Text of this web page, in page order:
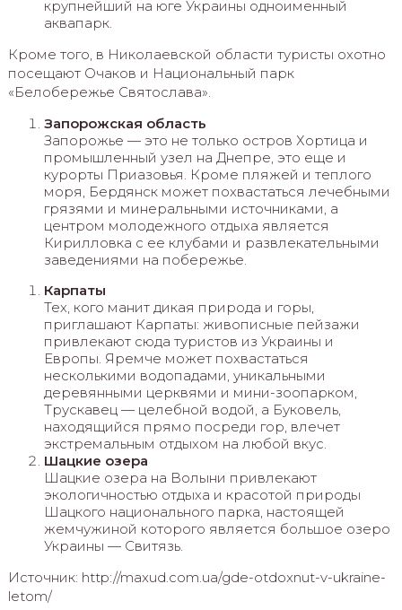
крупнейший на юге Украины одноименный
аквапарк.
Кроме того, в Николаевской области туристы охотно
посещают Очаков и Национальный парк
«Белобережье Святослава».
Запорожская область
Запорожье — это не только остров Хортица и
промышленный узел на Днепре, это еще и
курорты Приазовья. Кроме пляжей и теплого
моря, Бердянск может похвастаться лечебными
грязями и минеральными источниками, а
центром молодежного отдыха является
Кирилловка с ее клубами и развлекательными
заведениями на побережье.
Карпаты
Тех, кого манит дикая природа и горы,
приглашают Карпаты: живописные пейзажи
привлекают сюда туристов из Украины и
Европы. Яремче может похвастаться
несколькими водопадами, уникальными
деревянными церквями и мини-зоопарком,
Трускавец — целебной водой, а Буковель,
находящийся прямо посреди гор, влечет
экстремальным отдыхом на любой вкус.
Шацкие озера
Шацкие озера на Волыни привлекают
экологичностью отдыха и красотой природы
Шацкого национального парка, настоящей
жемчужиной которого является большое озеро
Украины — Свитязь.
Источник: http://maxud.com.ua/gde-otdoxnut-v-ukraine-
letom/